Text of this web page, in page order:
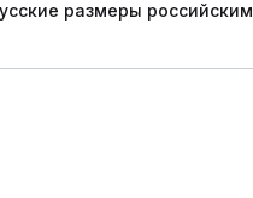
размеры российским